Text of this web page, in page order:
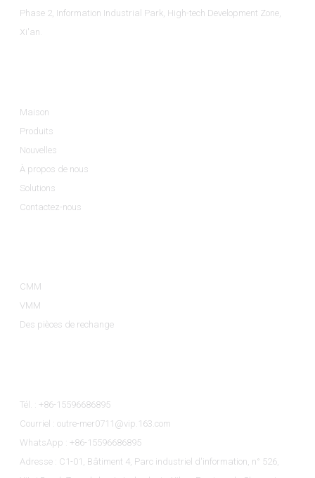
Phase 2, Information Industrial Park, High-tech Development Zone,
Xi'an.
Maison
Produits
Nouvelles
À propos de nous
Solutions
Contactez-nous
CMM
VMM
Des pièces de rechange
Tél. : +86-15596686895
Courriel : outre-mer0711@vip.163.com
WhatsApp : +86-15596686895
Adresse : C1-01, Bâtiment 4, Parc industriel d'information, n° 526,